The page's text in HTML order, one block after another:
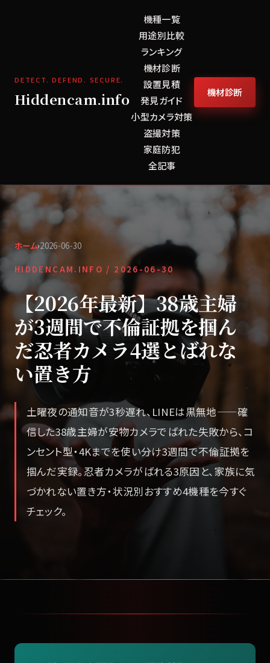
DETECT. DEFEND. SECURE.
Hiddencam.info
機種一覧
用途別比較
ランキング
機材診断
設置見積
発見ガイド
小型カメラ対策
盗撮対策
家庭防犯
全記事
機材診断
ホーム›2026-06-30
HIDDENCAM.INFO / 2026-06-30
【2026年最新】38歳主婦
が3週間で不倫証拠を掴ん
だ忍者カメラ4選とばれな
い置き方
土曜夜の通知音が3秒遅れ、LINEは黒無地——確
信した38歳主婦が安物カメラでばれた失敗から、コ
ンセント型・4Kまでを使い分け3週間で不倫証拠を
掴んだ実録。忍者カメラがばれる3原因と、家族に気
づかれない置き方・状況別おすすめ4機種を今すぐ
チェック。